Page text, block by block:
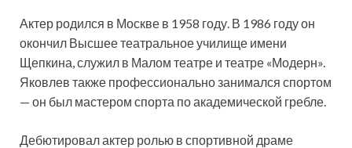
Актер родился в Москве в 1958 году. В 1986 году он
окончил Высшее театральное училище имени
Щепкина, служил в Малом театре и театре «Модерн».
Яковлев также профессионально занимался спортом
— он был мастером спорта по академической гребле.
Дебютировал актер ролью в спортивной драме